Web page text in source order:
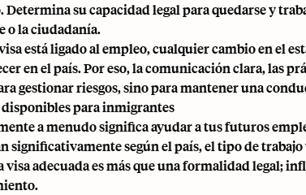
su capacidad legal para quedarse y
o la ciudadanía.
está ligado al empleo, cualquier cambio en el
en el país. Por eso, la comunicación clara, las
gestionar riesgos, sino para mantener una
para inmigrantes
a menudo significa ayudar a tus futuros
significativamente según el país, el tipo de
visa adecuada es más que una formalidad legal;